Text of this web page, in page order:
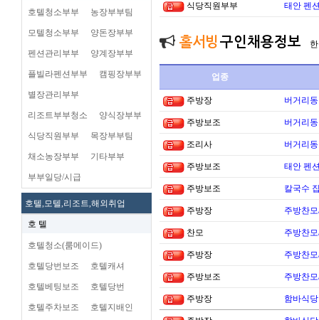
호텔청소부부 농장부부팀
모텔청소부부 양돈장부부
펜션관리부부 양계장부부
플빌라펜션부부 캠핑장부부
별장관리부부
리조트부부청소 양식장부부
식당직원부부 목장부부팀
채소농장부부 기타부부
부부일당/시급
호텔,모텔,리조트,해외취업
호 텔
호텔청소(룸메이드)
호텔당번보조 호텔캐셔
호텔베팅보조 호텔당번
호텔주차보조 호텔지배인
식당직원부부 태안 펜
홀서빙 구인채용정보
업종
주방장 버거리
주방보조 버거리
조리사 버거리
주방보조 태안 펜
주방보조 칼국수
주방장 주방찬
찬모 주방찬
주방장 주방찬
주방보조 주방찬
주방장 함바식